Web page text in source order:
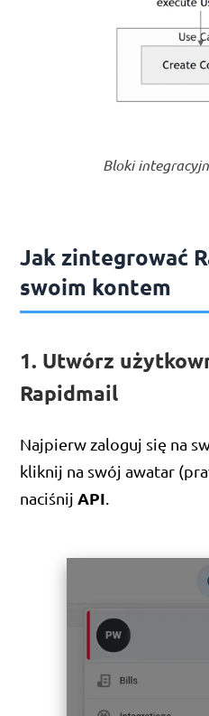
Bloki
Jak zintegrować
swoim kontem
1. Utwórz
Rapidmail
Najpierw zaloguj się na
kliknij na swój awatar
naciśnij API